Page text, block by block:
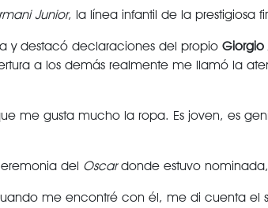
Junior, la línea infantil de la prestigiosa
y destacó declaraciones del propio Giorgio
a los demás realmente me llamó la
me gusta mucho la ropa. Es joven, es
del Oscardonde estuvo
me encontré con él, me di cuenta el